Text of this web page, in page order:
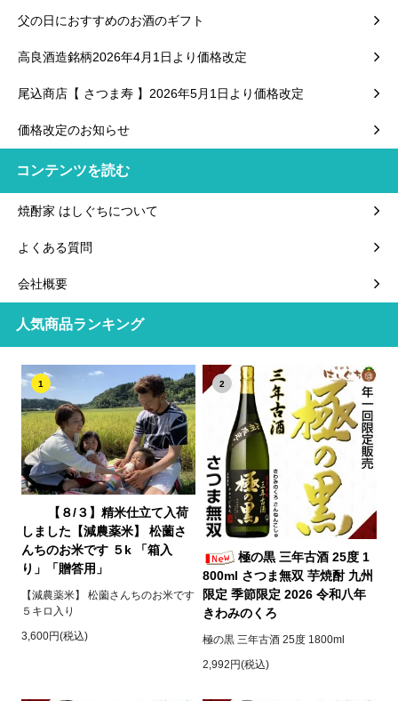
父の日におすすめのお酒のギフト
高良酒造銘柄2026年4月1日より価格改定
尾込商店【 さつま寿 】2026年5月1日より価格改定
価格改定のお知らせ
コンテンツを読む
焼酎家 はしぐちについて
よくある質問
会社概要
人気商品ランキング
1
【８/３】精米仕立て入荷
しました【減農薬米】 松薗さ
んちのお米です ５k 「箱入
り」「贈答用」
【減農薬米】 松薗さんちのお米です
５キロ入り
3,600円(税込)
2
極の黒 三年古酒 25度 1
800ml さつま無双 芋焼酎 九州
限定 季節限定 2026 令和八年
きわみのくろ
極の黒 三年古酒 25度 1800ml
2,992円(税込)